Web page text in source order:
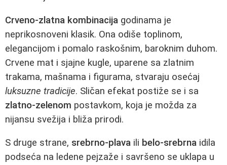
Crveno-zlatna kombinacija godinama je
neprikosnoveni klasik. Ona odiše toplinom,
elegancijom i pomalo raskošnim, baroknim duhom.
Crvene mat i sjajne kugle, uparene sa zlatnim
trakama, mašnama i figurama, stvaraju osećaj
luksuzne tradicije. Sličan efekat postiže se i sa
zlatno-zelenom postavkom, koja je možda za
nijansu svežija i bliža prirodi.
S druge strane, srebrno-plava ili belo-srebrna idila
podseća na ledene pejzaže i savršeno se uklapa u